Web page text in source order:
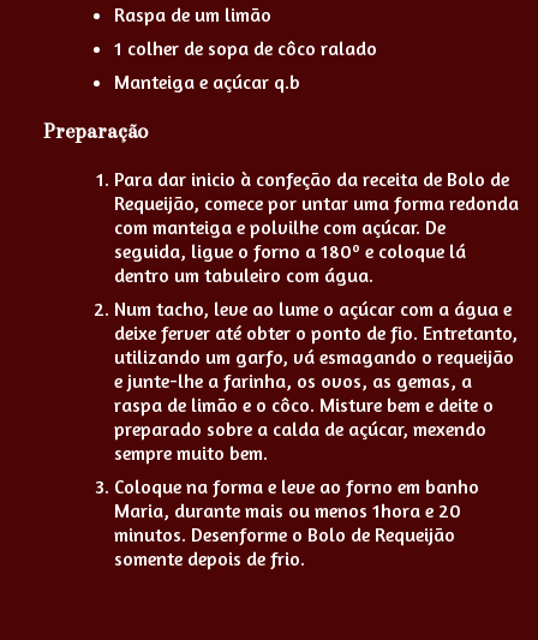
Raspa de um limão
1 colher de sopa de côco ralado
Manteiga e açúcar q.b
Preparação
Para dar inicio à confeção da receita de Bolo de
Requeijão, comece por untar uma forma redonda
com manteiga e polvilhe com açúcar. De
seguida, ligue o forno a 180º e coloque lá
dentro um tabuleiro com água.
Num tacho, leve ao lume o açúcar com a água e
deixe ferver até obter o ponto de fio. Entretanto,
utilizando um garfo, vá esmagando o requeijão
e junte-lhe a farinha, os ovos, as gemas, a
raspa de limão e o côco. Misture bem e deite o
preparado sobre a calda de açúcar, mexendo
sempre muito bem.
Coloque na forma e leve ao forno em banho
Maria, durante mais ou menos 1hora e 20
minutos. Desenforme o Bolo de Requeijão
somente depois de frio.